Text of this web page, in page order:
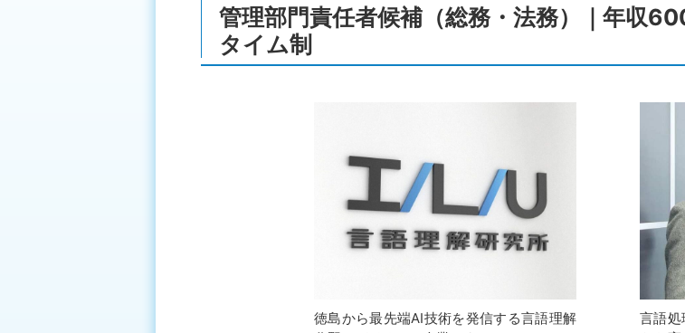
管理部門責任者候補（総務・法務）｜年収
タイム制
徳島から最先端AI技術を発信する言語理解
言語処